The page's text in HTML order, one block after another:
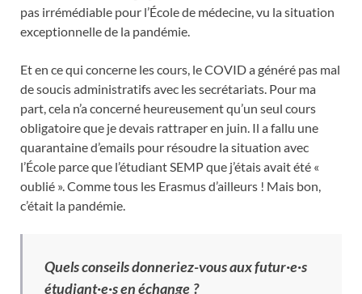
pas irrémédiable pour l’École de médecine, vu la situation
exceptionnelle de la pandémie.
Et en ce qui concerne les cours, le COVID a généré pas mal
de soucis administratifs avec les secrétariats. Pour ma
part, cela n’a concerné heureusement qu’un seul cours
obligatoire que je devais rattraper en juin. Il a fallu une
quarantaine d’emails pour résoudre la situation avec
l’École parce que l’étudiant SEMP que j’étais avait été «
oublié ». Comme tous les Erasmus d’ailleurs ! Mais bon,
c’était la pandémie.
Quels conseils donneriez-vous aux futur·e·s
étudiant·e·s en échange ?